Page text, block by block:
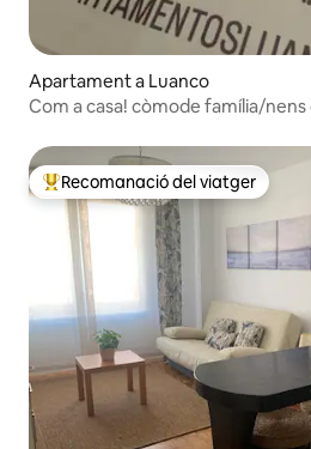
Apartament a Luanco
Com a casa! còmode família/
Principals recomanacions dels
Recomanació del viatger